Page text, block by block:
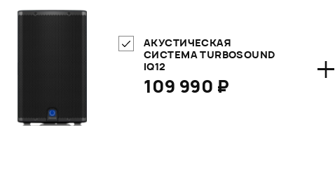
АКУСТИЧЕСКАЯ
СИСТЕМА TURBOSOUND
IQ12
109 990 ₽ +